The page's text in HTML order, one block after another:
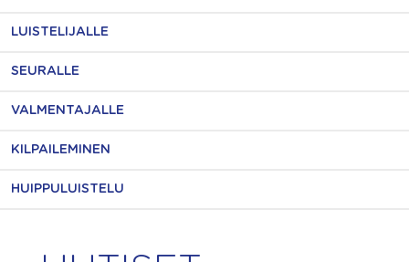
LUISTELIJALLE
SEURALLE
VALMENTAJALLE
KILPAILEMINEN
HUIPPULUISTELU